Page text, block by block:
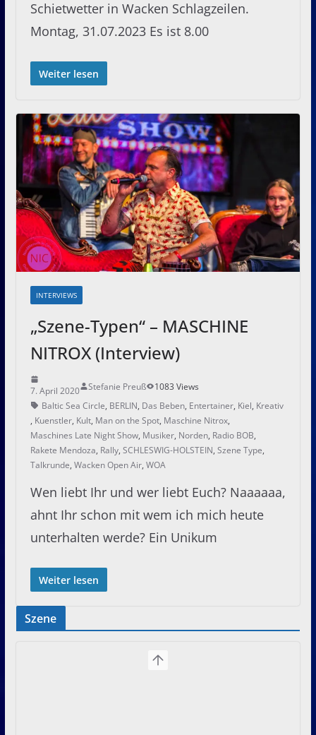
Schietwetter in Wacken Schlagzeilen.
Montag, 31.07.2023 Es ist 8.00
Weiter lesen
INTERVIEWS
„Szene-Typen“ – MASCHINE
NITROX (Interview)
7. April 2020 Stefanie Preuß
1083 Views
Baltic Sea Circle, BERLIN, Das Beben, Entertainer, Kiel, Kreativ
, Kuenstler, Kult, Man on the Spot, Maschine Nitrox,
Maschines Late Night Show, Musiker, Norden, Radio BOB,
Rakete Mendoza, Rally, SCHLESWIG-HOLSTEIN, Szene Type,
Talkrunde, Wacken Open Air, WOA
Wen liebt Ihr und wer liebt Euch? Naaaaaa,
ahnt Ihr schon mit wem ich mich heute
unterhalten werde? Ein Unikum
Weiter lesen
Szene